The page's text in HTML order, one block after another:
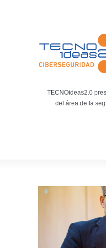
TECNOideas2.0
del área de la
BLOG